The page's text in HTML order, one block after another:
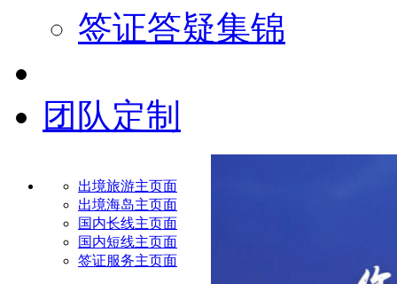
签证答疑集锦
团队定制
出境旅游主页面
出境海岛主页面
国内长线主页面
国内短线主页面
签证服务主页面